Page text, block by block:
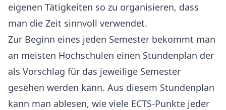
eigenen Tätigkeiten so zu organisieren, dass
man die Zeit sinnvoll verwendet.
Zur Beginn eines jeden Semester bekommt man
an meisten Hochschulen einen Stundenplan der
als Vorschlag für das jeweilige Semester
gesehen werden kann. Aus diesem Stundenplan
kann man ablesen, wie viele ECTS-Punkte jeder